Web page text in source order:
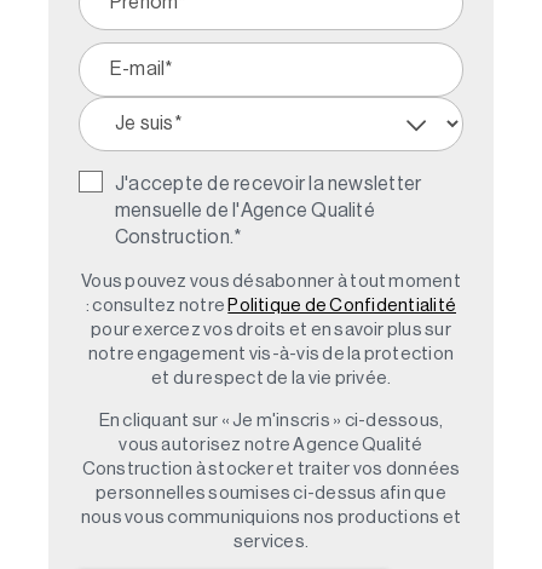
J'accepte de recevoir la newsletter
mensuelle de l'Agence Qualité
Construction. *
Vous pouvez vous désabonner à tout moment
: consultez notre Politique de Confidentialité
pour exercez vos droits et en savoir plus sur
notre engagement vis-à-vis de la protection
et du respect de la vie privée.
En cliquant sur « Je m'inscris » ci-dessous,
vous autorisez notre Agence Qualité
Construction à stocker et traiter vos données
personnelles soumises ci-dessus afin que
nous vous communiquions nos productions et
services.